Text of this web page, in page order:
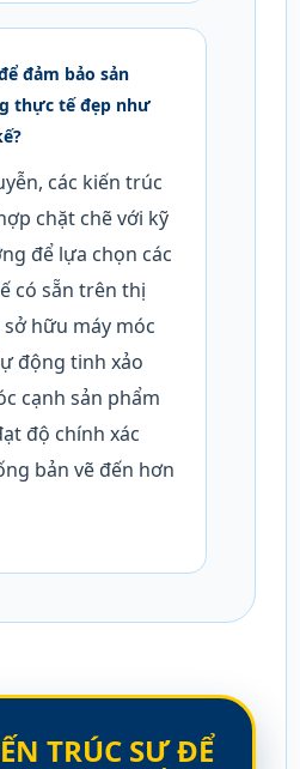
đảm bảo sản
thực tế đẹp như
các kiến trúc
chặt chẽ với kỹ
để lựa chọn các
có sẵn trên thị
hữu máy móc
động tinh xảo
cạnh sản phẩm
độ chính xác
bản vẽ đến hơn
TRÚC SƯ ĐỂ